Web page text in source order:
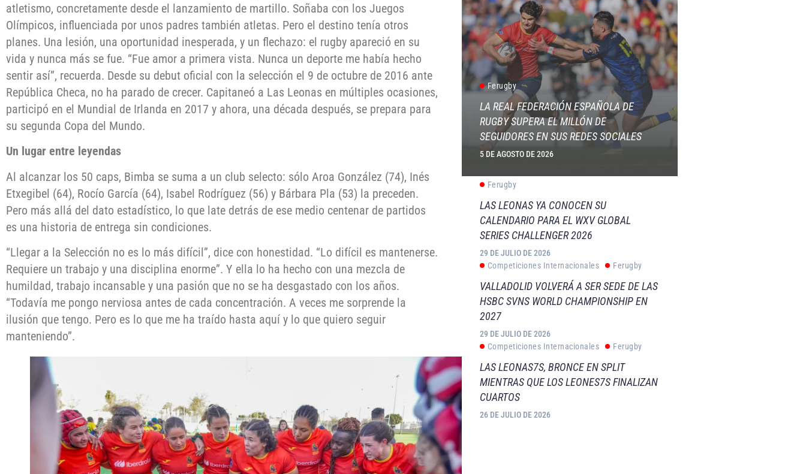
atletismo, concretamente desde el lanzamiento de martillo. Soñaba con los Juegos
Olímpicos, influenciada por unos padres también atletas. Pero el destino tenía otros
planes. Una lesión, una oportunidad inesperada, y un flechazo: el rugby apareció en su
vida y nunca más se fue. “Fue amor a primera vista. Nunca un deporte me había hecho
sentir así”, recuerda. Desde su debut oficial con la selección el 9 de octubre de 2016 ante
República Checa, no ha parado de crecer. Capitaneó a Las Leonas en múltiples ocasiones,
participó en el Mundial de Irlanda en 2017 y ahora, una década después, se prepara para
su segunda Copa del Mundo.
Un lugar entre leyendas
Al alcanzar los 50 caps, Bimba se suma a un club selecto: sólo Aroa González (74), Inés
Etxegibel (64), Rocío García (64), Isabel Rodríguez (56) y Bárbara Pla (53) la preceden.
Pero más allá del dato estadístico, lo que late detrás de ese medio centenar de partidos
es una historia de entrega sin condiciones.
“Llegar a la Selección no es lo más difícil”, dice con honestidad. “Lo difícil es mantenerse.
Requiere un trabajo y una disciplina enorme”. Y ella lo ha hecho con una mezcla de
humildad, trabajo incansable y una pasión que no se ha desgastado con los años.
“Todavía me pongo nerviosa antes de cada concentración. A veces me sorprende la
ilusión que tengo. Pero es lo que me ha traído hasta aquí y lo que quiero seguir
manteniendo”.
Ferugby
LA REAL FEDERACIÓN ESPAÑOLA DE
RUGBY SUPERA EL MILLÓN DE
SEGUIDORES EN SUS REDES SOCIALES
5 DE AGOSTO DE 2026
Ferugby
LAS LEONAS YA CONOCEN SU
CALENDARIO PARA EL WXV GLOBAL
SERIES CHALLENGER 2026
29 DE JULIO DE 2026
Competiciones Internacionales
Ferugby
VALLADOLID VOLVERÁ A SER SEDE DE LAS
HSBC SVNS WORLD CHAMPIONSHIP EN
2027
29 DE JULIO DE 2026
Competiciones Internacionales
Ferugby
LAS LEONAS7S, BRONCE EN SPLIT
MIENTRAS QUE LOS LEONES7S FINALIZAN
CUARTOS
26 DE JULIO DE 2026